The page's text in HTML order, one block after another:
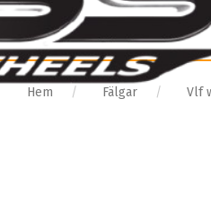
Hem Fälgar Vlf